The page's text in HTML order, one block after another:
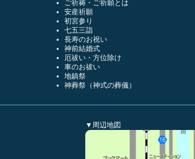
ご祈祷・ご祈願とは
安産祈願
初宮参り
七五三詣
長寿のお祝い
神前結婚式
厄祓い・方位除け
車のお祓い
地鎮祭
神葬祭（神式の葬儀）
▼周辺地図